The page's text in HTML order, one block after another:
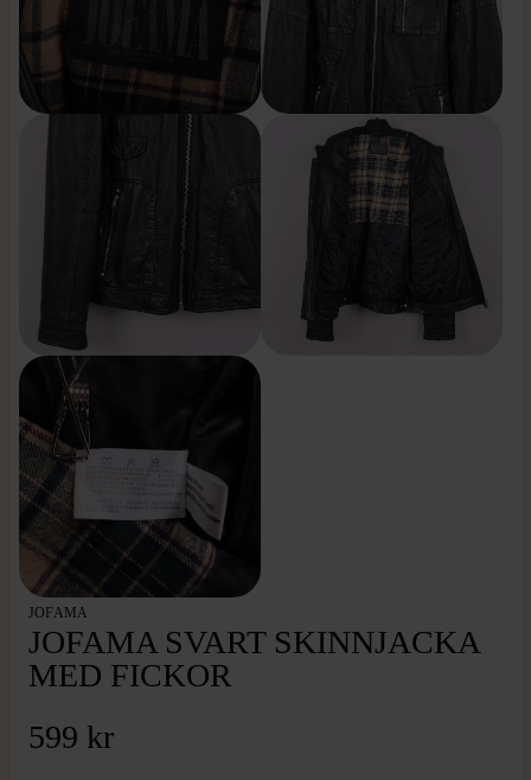
JOFAMA
JOFAMA SVART SKINNJACKA
MED FICKOR
599 kr